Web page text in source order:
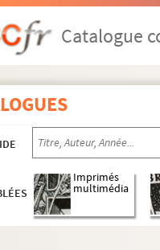
Catalogue
Imprimés
multimédia